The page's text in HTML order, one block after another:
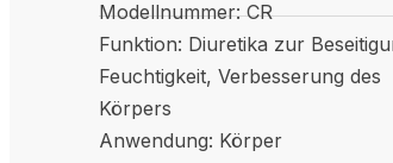
Modellnummer: CR
Funktion: Diuretika zur
Feuchtigkeit, Verbesserung des
Körpers
Anwendung: Körper